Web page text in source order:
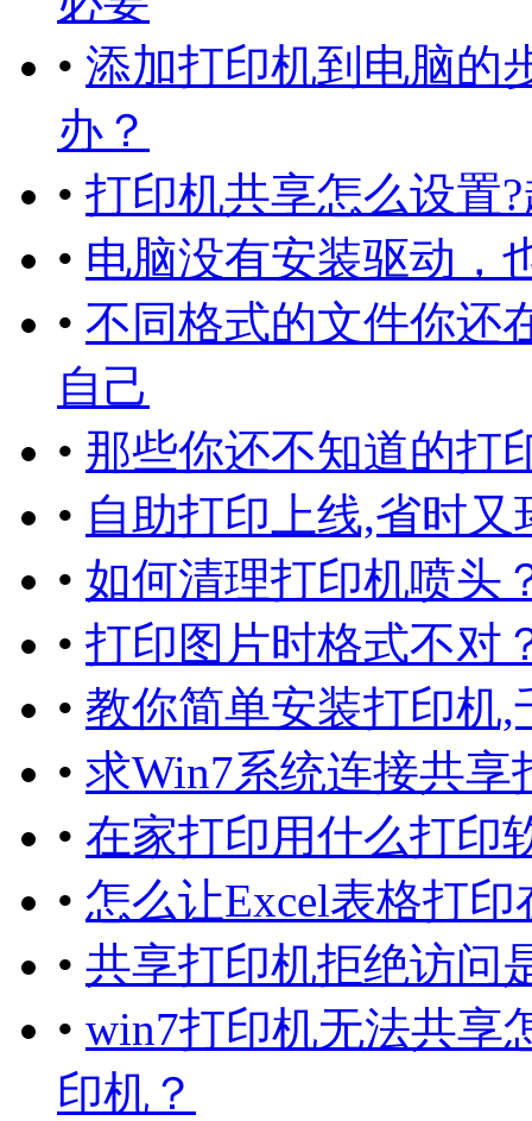
• 添加打印机到电脑的
办？
• 打印机共享怎么设置
• 电脑没有安装驱动，
• 不同格式的文件你还
自己
• 那些你还不知道的打
• 自助打印上线,省时又
• 如何清理打印机喷头
• 打印图片时格式不对
• 教你简单安装打印机,
• 求Win7系统连接共
• 在家打印用什么打印
• 怎么让Excel表格打
• 共享打印机拒绝访问
• win7打印机无法共享
印机？